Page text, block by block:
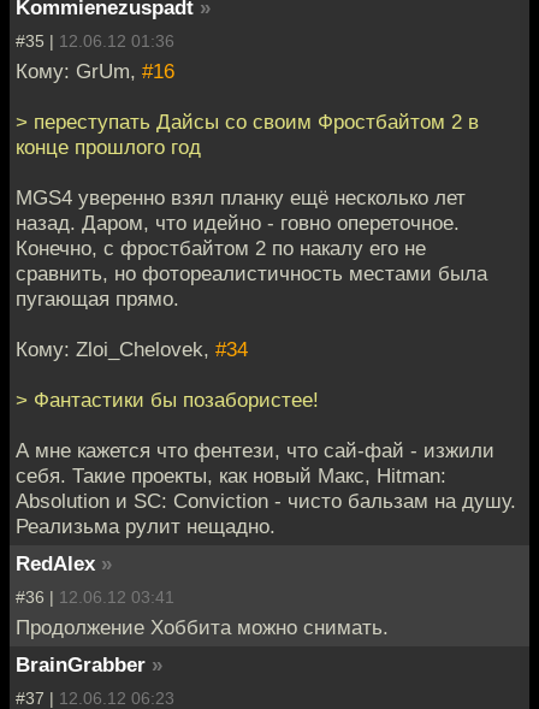
Kommienezuspadt »
#35 | 12.06.12 01:36
Кому: GrUm, #16
> переступать Дайсы со своим Фростбайтом 2 в
конце прошлого год
MGS4 уверенно взял планку ещё несколько лет
назад. Даром, что идейно - говно опереточное.
Конечно, с фростбайтом 2 по накалу его не
сравнить, но фотореалистичность местами была
пугающая прямо.
Кому: Zloi_Chelovek, #34
> Фантастики бы позабористее!
А мне кажется что фентези, что сай-фай - изжили
себя. Такие проекты, как новый Макс, Hitman:
Absolution и SC: Conviction - чисто бальзам на душу.
Реализьма рулит нещадно.
RedAlex »
#36 | 12.06.12 03:41
Продолжение Хоббита можно снимать.
BrainGrabber »
#37 | 12.06.12 06:23